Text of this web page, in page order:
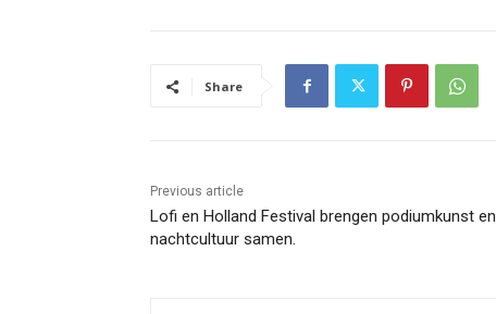
Share
Previous article
Lofi en Holland Festival brengen podiumkunst en
nachtcultuur samen.